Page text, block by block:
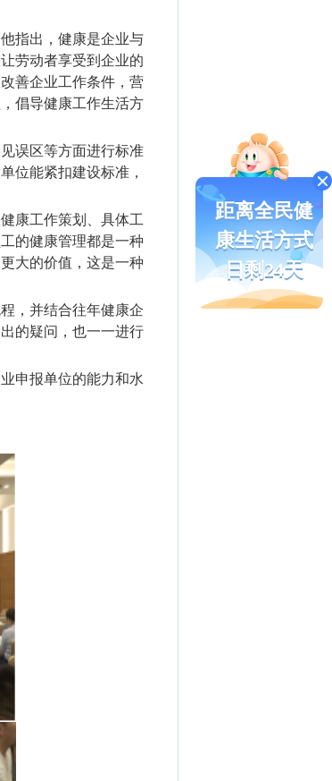
距离全民健
康生活方式
日剩24天
指出，健康是企业与
劳动者享受到企业的
善企业工作条件，营
倡导健康工作生活方
误区等方面进行标准
位能紧扣建设标准，
康工作策划、具体工
的健康管理都是一种
大的价值，这是一种
，并结合往年健康企
的疑问，也一一进行
申报单位的能力和水